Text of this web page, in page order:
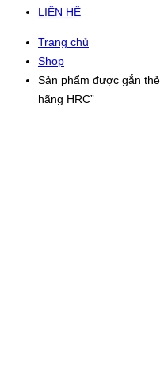
LIÊN HỆ
Trang chủ
Shop
Sản phẩm được gắn
hãng HRC”